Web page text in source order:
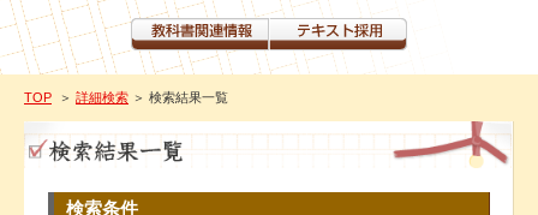
TOP ＞ 詳細検索 ＞ 検索結果一覧
検索条件